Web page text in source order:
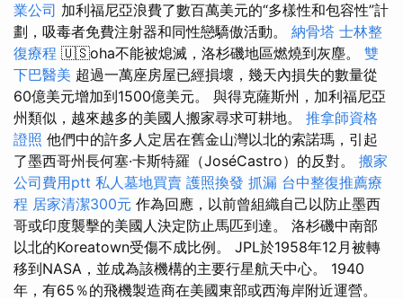
業公司 加利福尼亞浪費了數百萬美元的“多樣性和包容性”計
劃，吸毒者免費注射器和同性戀驕傲活動。 納骨塔 士林整
復療程 🇺🇸oha不能被熄滅，洛杉磯地區燃燒到灰塵。 雙
下巴醫美 超過一萬座房屋已經損壞，幾天內損失的數量從
60億美元增加到1500億美元。 與得克薩斯州，加利福尼亞
州類似，越來越多的美國人搬家尋求可耕地。 推拿師資格
證照 他們中的許多人定居在舊金山灣以北的索諾瑪，引起
了墨西哥州長何塞·卡斯特羅（JoséCastro）的反對。 搬家
公司費用ptt 私人墓地買賣 護照換發 抓漏 台中整復推薦療
程 居家清潔300元 作為回應，以前曾組織自己以防止墨西
哥或印度襲擊的美國人決定防止馬匹到達。 洛杉磯中南部
以北的Koreatown受傷不成比例。 JPL於1958年12月被轉
移到NASA，並成為該機構的主要行星航天中心。 1940
年，有65％的飛機製造商在美國東部或西海岸附近運營。